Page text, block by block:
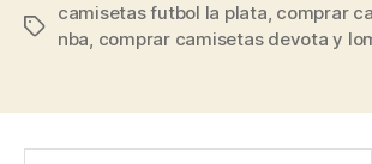
Etiquetas
camisetas futbol la plata, comprar
nba, comprar camisetas devota y